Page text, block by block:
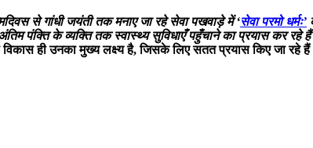
से गांधी जयंती तक मनाए जा रहे सेवा पखवाड़े में ‘सेवा परमो धर्मः’
पंक्ति के व्यक्ति तक स्वास्थ्य सुविधाएँ पहुँचाने का प्रयास कर रहे
ही उनका मुख्य लक्ष्य है, जिसके लिए सतत प्रयास किए जा रहे